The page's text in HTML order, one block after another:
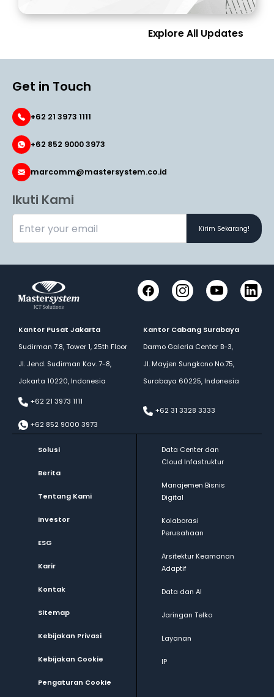
Explore All Updates
Get in Touch
+62 21 3973 1111
+62 852 9000 3973
marcomm@mastersystem.co.id
Ikuti Kami
Kirim Sekarang!
FacebookInstagramYouTube
Kantor Pusat Jakarta
Sudirman 7.8, Tower 1, 25th Floor
Jl. Jend. Sudirman Kav. 7-8,
Jakarta 10220, Indonesia
+62 21 3973 1111
+62 852 9000 3973
Kantor Cabang Surabaya
Darmo Galeria Center B-3,
Jl. Mayjen Sungkono No.75,
Surabaya 60225, Indonesia
+62 31 3328 3333
Solusi
Berita
Tentang Kami
Investor
ESG
Karir
Kontak
Sitemap
Kebijakan Privasi
Kebijakan Cookie
Pengaturan Cookie
Data Center dan
Cloud Infastruktur
Manajemen Bisnis
Digital
Kolaborasi
Perusahaan
Arsitektur Keamanan
Adaptif
Data dan AI
Jaringan Telko
Layanan
IP